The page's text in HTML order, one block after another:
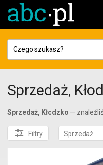
Sprzedaż,
Sprzedaż, Kłodzko —
Filtry Sprzedaż